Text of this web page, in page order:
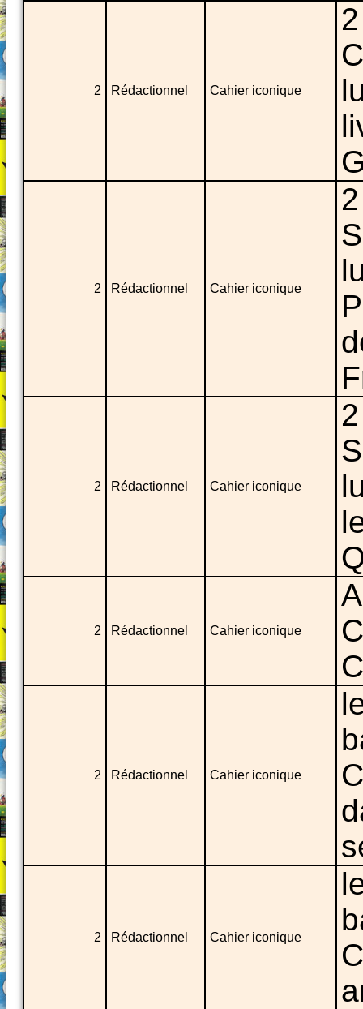
2 Rédactionnel Cahier iconique
2 Rédactionnel Cahier iconique
2 Rédactionnel Cahier iconique
2 Rédactionnel Cahier iconique
2 Rédactionnel Cahier iconique
2 Rédactionnel Cahier iconique